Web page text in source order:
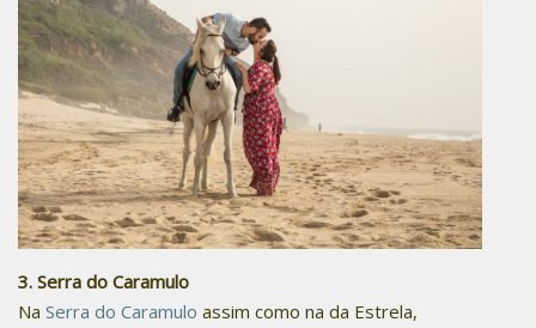
3. Serra do Caramulo
Na Serra do Caramulo assim como na da Estrela,